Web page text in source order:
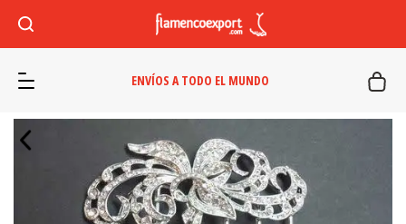
ENVÍOS A TODO EL MUNDO